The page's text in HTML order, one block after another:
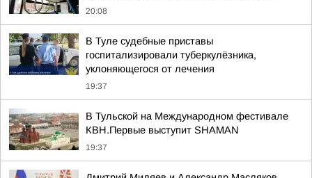
20:08
В Туле судебные приставы
госпитализировали туберкулёзника,
уклоняющегося от лечения
19:37
В Тульской на Международном фестивале
КВН.Первые выступит SHAMAN
19:37